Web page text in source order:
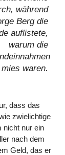
während
Berg die
auflistete,
warum die
waren.
dass das
zwielichtige
nicht nur ein
nach dem
Geld, das er